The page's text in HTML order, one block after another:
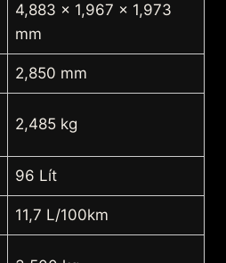
4,883 x 1,967 x 1,973
mm
2,850 mm
2,485 kg
96 Lít
11,7 L/100km